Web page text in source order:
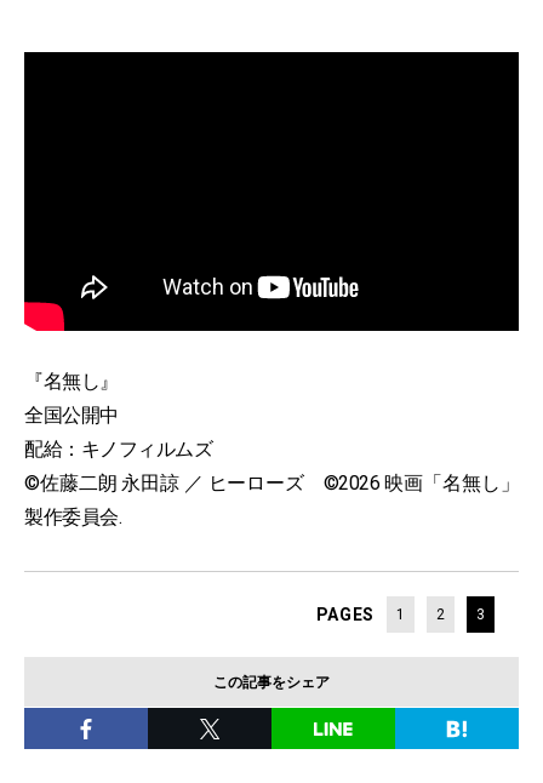
『名無し』
全国公開中
配給：キノフィルムズ
©佐藤二朗 永田諒 ／ ヒーローズ ©2026 映画「名無し」
製作委員会.
PAGES 1 2 3
この記事をシェア